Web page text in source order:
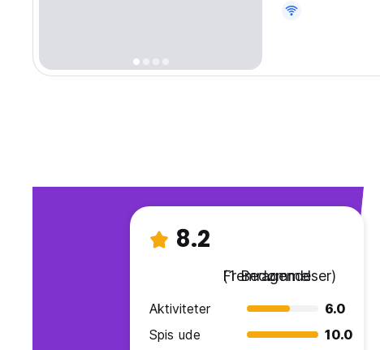
8.2
Fremragende
(1 Bedømmelser)
Aktiviteter
6.0
Spis ude
10.0